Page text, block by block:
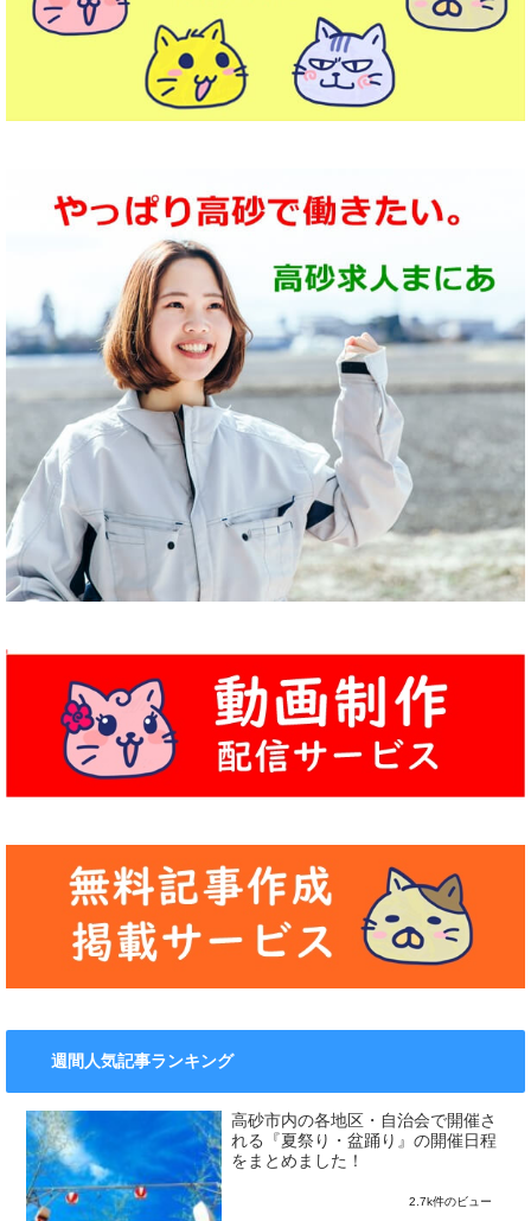
週間人気記事ランキング
高砂市内の各地区・自治会で開催さ
れる『夏祭り・盆踊り』の開催日程
をまとめました！
2.7k件のビュー